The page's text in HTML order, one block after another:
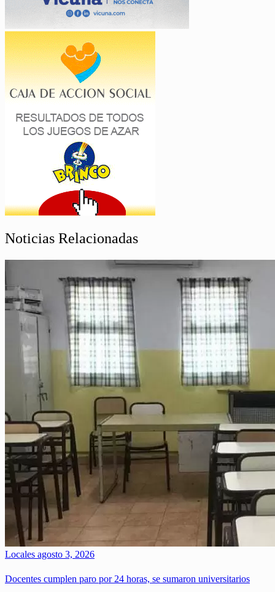
Noticias Relacionadas
Locales agosto 3, 2026
Docentes cumplen paro por 24 horas, se sumaron universitarios